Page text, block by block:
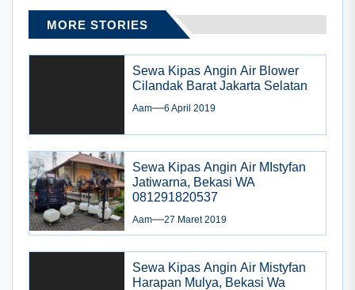
MORE STORIES
Sewa Kipas Angin Air Blower
Cilandak Barat Jakarta Selatan
Aam 6 April 2019
Sewa Kipas Angin Air MIstyfan
Jatiwarna, Bekasi WA
081291820537
Aam 27 Maret 2019
Sewa Kipas Angin Air Mistyfan
Harapan Mulya, Bekasi Wa